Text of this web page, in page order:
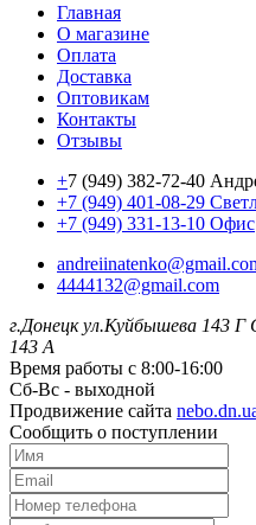
Главная
О магазине
Оплата
Доставка
Оптовикам
Контакты
Отзывы
+7 (949) 382-72-40
+7 (949) 401-08-29
+7 (949) 331-13-10 Офис
4444132@gmail.com
г.Донецк ул.Куйбышева 143 Г
143 А
Время работы с 8:00-16:00
Сб-Вс - выходной
Продвижение сайта
Сообщить о поступлении